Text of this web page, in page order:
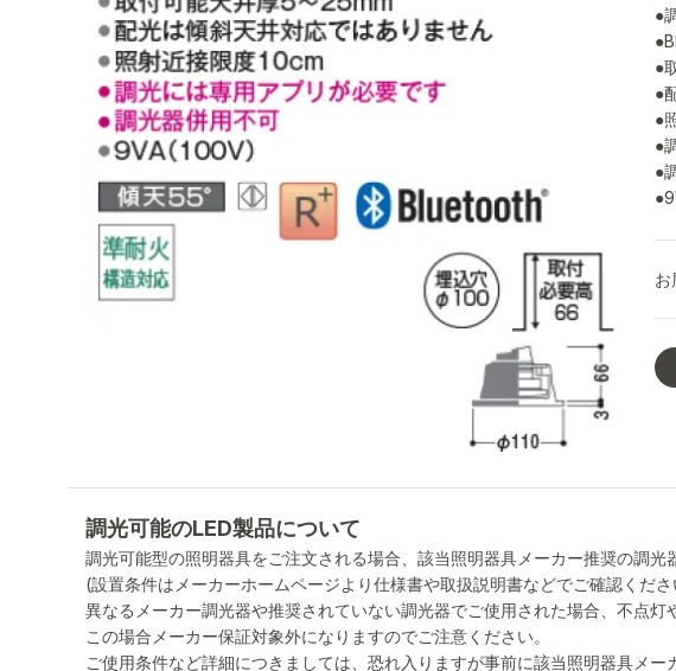
お
●
●
●
●
●
●
調光可能のLED製品について
調光可能型の照明器具をご注文される場合、該当照明器具メーカー推奨の調光
(設置条件はメーカーホームページより仕様書や取扱説明書などでご確認くだ
異なるメーカー調光器や推奨されていない調光器でご使用された場合、不点
この場合メーカー保証対象外になりますのでご注意ください。
ご使用条件など詳細につきましては、恐れ入りますが事前に該当照明器具メー